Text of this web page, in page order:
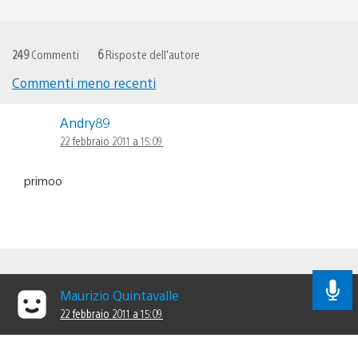
249Commenti 6Risposte dell'autore
commenti
Commenti meno recenti
Andry89
22 febbraio 2011 a 15:09
primoo
Maurizio Quintavalle
22 febbraio 2011 a 15:09